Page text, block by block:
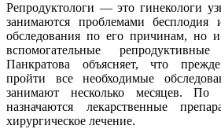
Репродуктологи — это гинекологи
занимаются проблемами бесплодия
обследования по его причинам, но
вспомогательные
Панкратова объясняет, что
пройти все необходимые
занимают несколько месяцев. По
назначаются лекарственные
хирургическое лечение.